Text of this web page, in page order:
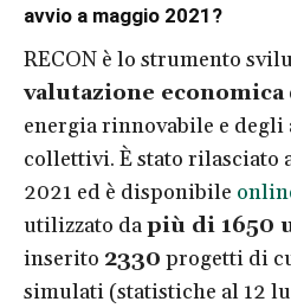
avvio a maggio 2021?
RECON è lo strumento
valutazione economica
energia rinnovabile e
collettivi. È stato rilasciato
2021 ed è disponibile
utilizzato dapiù di 1650
inserito 2330 progetti di
simulati (statistiche al 12